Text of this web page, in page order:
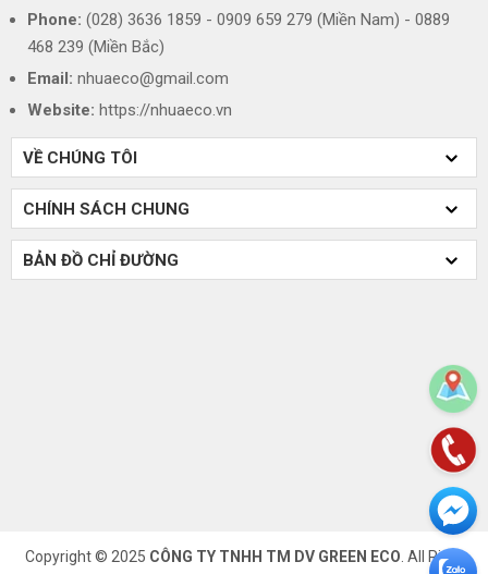
Phone: (028) 3636 1859 - 0909 659 279 (Miền Nam) - 0889
468 239 (Miền Bắc)
Email: nhuaeco@gmail.com
Website: https://nhuaeco.vn
VỀ CHÚNG TÔI
CHÍNH SÁCH CHUNG
BẢN ĐỒ CHỈ ĐƯỜNG
Copyright © 2025 CÔNG TY TNHH TM DV GREEN ECO. All Right